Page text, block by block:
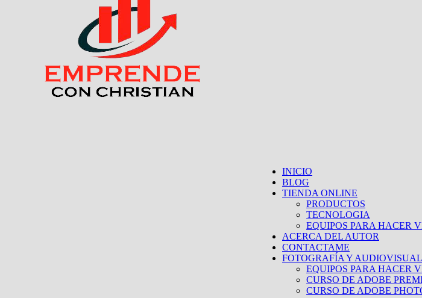
INICIO
BLOG
TIENDA ONLINE
PRODUCTOS
TECNOLOGIA
EQUIPOS PARA HACER
ACERCA DEL AUTOR
CONTACTAME
FOTOGRAFÍA Y AUDIOVISUAL
EQUIPOS PARA HACER
CURSO DE ADOBE
CURSO DE ADOBE